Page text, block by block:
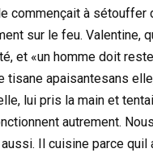
commençait à sétouffer
sur le feu. Valentine,
et «un homme doit
tisane apaisantesans
lui pris la main et
autrement.
Il cuisine parce